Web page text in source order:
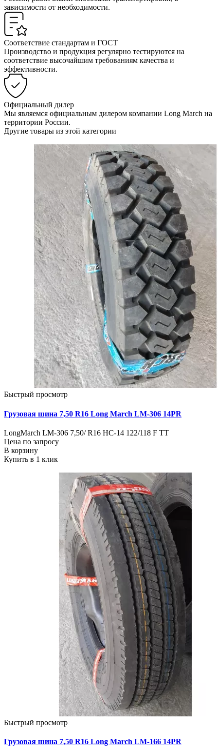
зависимости от необходимости.
Соответствие стандартам и ГОСТ
Производство и продукция регулярно тестируются на
соответствие высочайшим требованиям качества и
эффективности.
Официальный дилер
Мы являемся официальным дилером компании Long March на
территории России.
Другие товары из этой категории
Быстрый просмотр
Грузовая шина 7,50 R16 Long March LM-306 14PR
LongMarch LM-306 7,50/ R16 HC-14 122/118 F TT
Цена по запросу
В корзину
Купить в 1 клик
Быстрый просмотр
Грузовая шина 7,50 R16 Long March LM-166 14PR